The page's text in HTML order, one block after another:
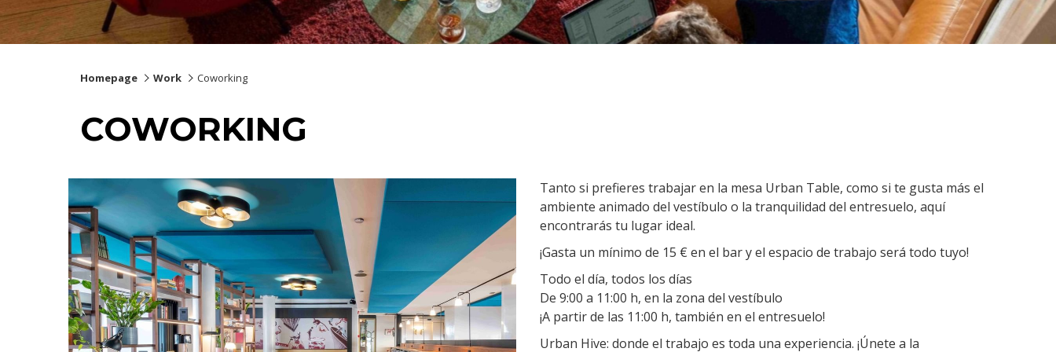
Homepage Work Coworking
COWORKING
Tanto si prefieres trabajar en la mesa Urban Table, como si te gusta más el
ambiente animado del vestíbulo o la tranquilidad del entresuelo, aquí
encontrarás tu lugar ideal.
¡Gasta un mínimo de 15 € en el bar y el espacio de trabajo será todo tuyo!
Todo el día, todos los días
De 9:00 a 11:00 h, en la zona del vestíbulo
¡A partir de las 11:00 h, también en el entresuelo!
Urban Hive: donde el trabajo es toda una experiencia. ¡Únete a la